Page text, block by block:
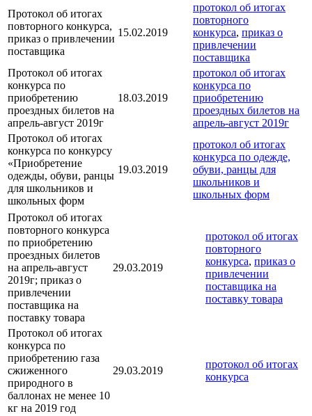
Протокол об итогах
повторного конкурса,
приказ о привлечении
поставщика
15.02.2019
протокол об итогах
повторного
конкурса, приказ о
привлечении
поставщика
Протокол об итогах
конкурса по
приобретению
проездных билетов на
апрель-август 2019г
18.03.2019
протокол об итогах
конкурса по
приобретению
проездных билетов на
апрель-август 2019г
Протокол об итогах
конкурса по конкурсу
«Приобретение
одежды, обуви, ранцы
для школьников и
школьных форм
19.03.2019
протокол об итогах
конкурса по одежде,
обуви, ранцы для
школьников и
школьных форм
Протокол об итогах
повторного конкурса
по приобретению
проездных билетов
на апрель-август
2019г; приказ о
привлечении
поставщика на
поставку товара
29.03.2019
протокол об итогах
повторного
конкурса, приказ о
привлечении
поставщика на
поставку товара
Протокол об итогах
конкурса по
приобретению газа
сжиженного
природного в
баллонах не менее 10
кг на 2019 год
29.03.2019
протокол об итогах
конкурса